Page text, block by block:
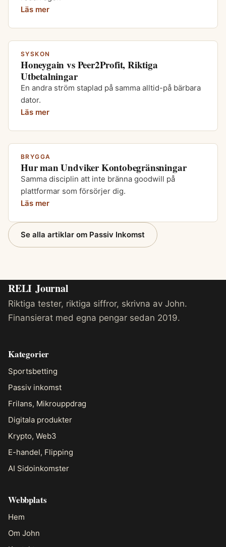
Läs mer
SYSKON
Honeygain vs Peer2Profit, Riktiga
Utbetalningar
En andra ström staplad på samma alltid-på bärbara
dator.
Läs mer
BRYGGA
Hur man Undviker Kontobegränsningar
Samma disciplin att inte bränna goodwill på
plattformar som försörjer dig.
Läs mer
Se alla artiklar om Passiv Inkomst
RELI Journal
Riktiga tester, riktiga siffror, skrivna av John.
Finansierat med egna pengar sedan 2019.
Kategorier
Sportsbetting
Passiv inkomst
Frilans, Mikrouppdrag
Digitala produkter
Krypto, Web3
E-handel, Flipping
AI Sidoinkomster
Webbplats
Hem
Om John